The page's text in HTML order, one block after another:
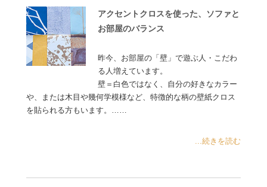
アクセントクロスを使った、ソファと
お部屋のバランス
昨今、お部屋の「壁」で遊ぶ人・こだわ
る人増えています。
壁＝白色ではなく、自分の好きなカラー
や、または木目や幾何学模様など、特徴的な柄の壁紙クロス
を貼られる方もいます。……
...続きを読む